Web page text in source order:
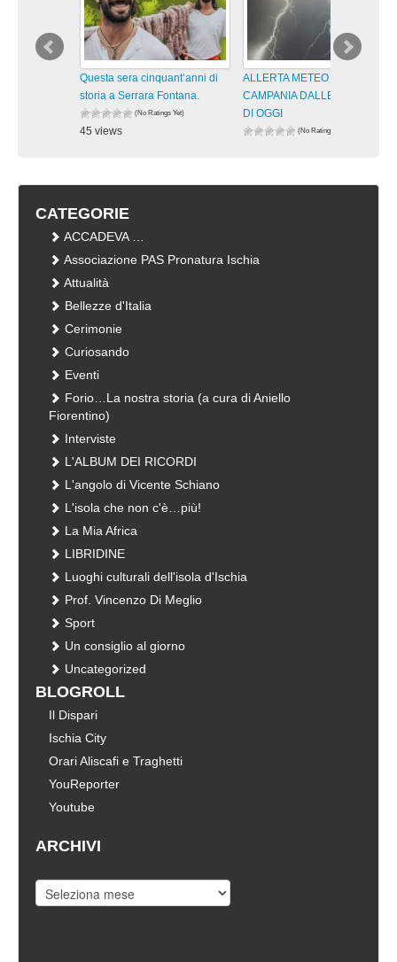
Questa sera cinquant’anni di
storia a Serrara Fontana.
(No Ratings Yet)
45 views
ALLERTA METEO GIALLA IN
CAMPANIA DALLE 13 ALLE 21
DI OGGI
(No Ratings Yet)
CATEGORIE
ACCADEVA …
Associazione PAS Pronatura Ischia
Attualità
Bellezze d'Italia
Cerimonie
Curiosando
Eventi
Forio…La nostra storia (a cura di Aniello
Fiorentino)
Interviste
L'ALBUM DEI RICORDI
L'angolo di Vicente Schiano
L'isola che non c'è…più!
La Mia Africa
LIBRIDINE
Luoghi culturali dell'isola d'Ischia
Prof. Vincenzo Di Meglio
Sport
Un consiglio al giorno
Uncategorized
BLOGROLL
Il Dispari
Ischia City
Orari Aliscafi e Traghetti
YouReporter
Youtube
ARCHIVI